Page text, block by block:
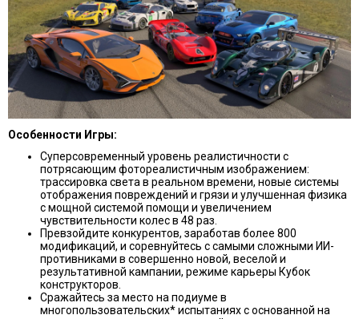
Особенности Игры:
Суперсовременный уровень реалистичности с
потрясающим фотореалистичным изображением:
трассировка света в реальном времени, новые системы
отображения повреждений и грязи и улучшенная физика
с мощной системой помощи и увеличением
чувствительности колес в 48 раз.
Превзойдите конкурентов, заработав более 800
модификаций, и соревнуйтесь с самыми сложными ИИ-
противниками в совершенно новой, веселой и
результативной кампании, режиме карьеры Кубок
конструкторов.
Сражайтесь за место на подиуме в
многопользовательских* испытаниях с основанной на